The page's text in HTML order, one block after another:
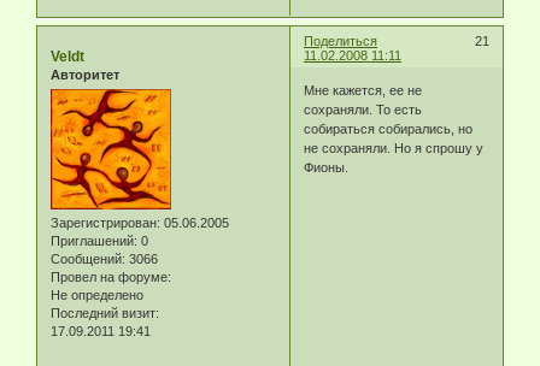
Поделиться
21
11.02.2008 11:11
Veldt
Авторитет
Зарегистрирован: 05.06.2005
Приглашений: 0
Сообщений: 3066
Провел на форуме:
Не определено
Последний визит:
17.09.2011 19:41
Мне кажется, ее не
сохраняли. То есть
собираться собирались, но
не сохраняли. Но я спрошу у
Фионы.